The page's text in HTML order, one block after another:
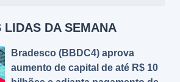
LIDAS DA SEMANA
Bradesco (BBDC4) aprova
aumento de capital de até R$ 10